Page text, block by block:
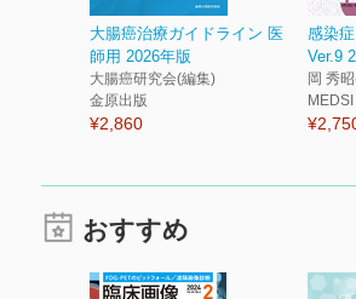
大腸癌治療ガイドライン 医
師用 2026年版
大腸癌研究会(編集)
金原出版
¥2,860
感染
Ver.9
岡 秀
MEDSI
おすすめ